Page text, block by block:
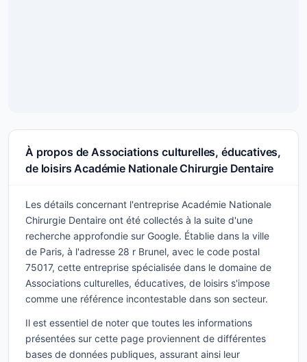
À propos de Associations culturelles, éducatives,
de loisirs Académie Nationale Chirurgie Dentaire
Les détails concernant l'entreprise Académie Nationale
Chirurgie Dentaire ont été collectés à la suite d'une
recherche approfondie sur Google. Établie dans la ville
de Paris, à l'adresse 28 r Brunel, avec le code postal
75017, cette entreprise spécialisée dans le domaine de
Associations culturelles, éducatives, de loisirs s'impose
comme une référence incontestable dans son secteur.
Il est essentiel de noter que toutes les informations
présentées sur cette page proviennent de différentes
bases de données publiques, assurant ainsi leur